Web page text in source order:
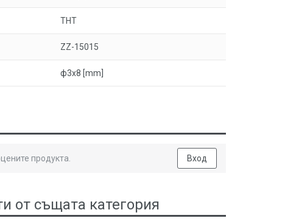
THT
ZZ-15015
ф3x8 [mm]
продукта. Вход
от същата категория